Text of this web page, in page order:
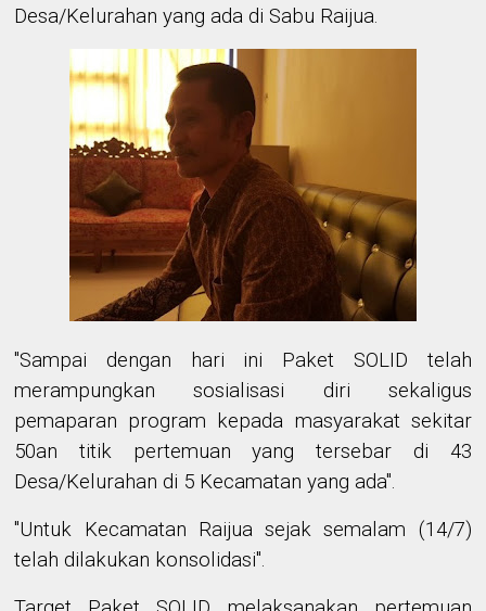
Desa/Kelurahan yang ada di Sabu Raijua.
"Sampai dengan hari ini Paket SOLID telah
merampungkan sosialisasi diri sekaligus
pemaparan program kepada masyarakat sekitar
50an titik pertemuan yang tersebar di 43
Desa/Kelurahan di 5 Kecamatan yang ada".
"Untuk Kecamatan Raijua sejak semalam (14/7)
telah dilakukan konsolidasi".